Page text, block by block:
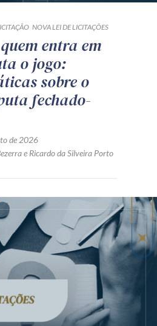
NOVA LEI DE LICITAÇÕES
entra em
o jogo:
sobre o
fechado-
de 2026
e Ricardo da Silveira Porto